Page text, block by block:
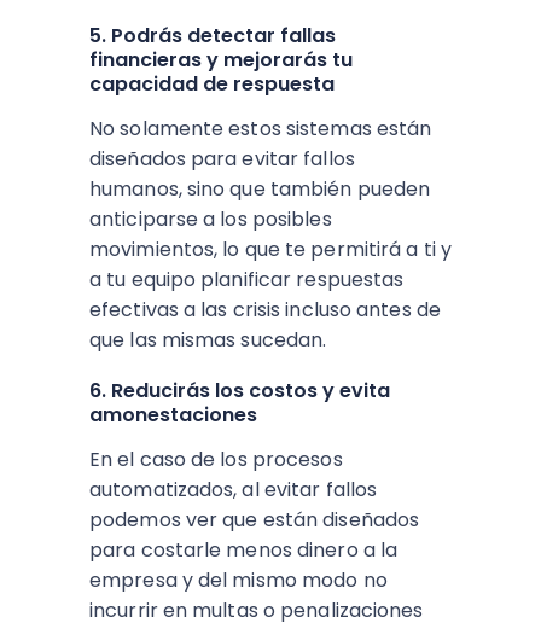
5. Podrás detectar fallas
financieras y mejorarás tu
capacidad de respuesta
No solamente estos sistemas están
diseñados para evitar fallos
humanos, sino que también pueden
anticiparse a los posibles
movimientos, lo que te permitirá a ti y
a tu equipo planificar respuestas
efectivas a las crisis incluso antes de
que las mismas sucedan.
6. Reducirás los costos y evita
amonestaciones
En el caso de los procesos
automatizados, al evitar fallos
podemos ver que están diseñados
para costarle menos dinero a la
empresa y del mismo modo no
incurrir en multas o penalizaciones